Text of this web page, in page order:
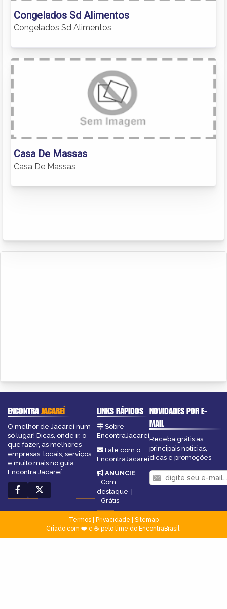
Congelados Sd Alimentos
Congelados Sd Alimentos
Casa De Massas
Casa De Massas
ENCONTRAJACAREÍ
O melhor de Jacareí num
só lugar! Dicas, onde ir, o
que fazer, as melhores
empresas, locais, serviços
e muito mais no guia
Encontra Jacareí.
LINKS RÁPIDOS
Sobre
EncontraJacareí
Fale com o
EncontraJacareí
ANUNCIE:
Com
destaque |
Grátis
NOVIDADES POR E-
MAIL
Receba grátis as
principais notícias,
dicas e promoções
Termos| Privacidade
Sitemap
Criado com ❤️ e ☕ pelo time do EncontraBrasil